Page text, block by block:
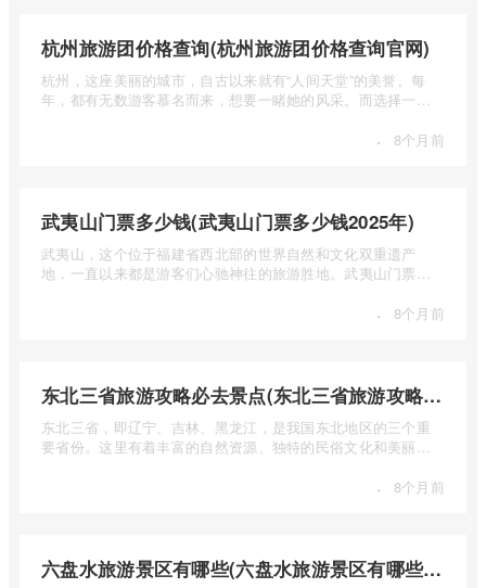
杭州旅游团价格查询(杭州旅游团价格查询官网)
杭州，这座美丽的城市，自古以来就有“人间天堂”的美誉。每
年，都有无数游客慕名而来，想要一睹她的风采。而选择一个
· 8个月前
武夷山门票多少钱(武夷山门票多少钱2025年)
武夷山，这个位于福建省西北部的世界自然和文化双重遗产
地，一直以来都是游客们心驰神往的旅游胜地。武夷山门票多
· 8个月前
东北三省旅游攻略必去景点(东北三省旅游攻略必去景点视频介绍)
东北三省，即辽宁、吉林、黑龙江，是我国东北地区的三个重
要省份。这里有着丰富的自然资源、独特的民俗文化和美丽的
· 8个月前
六盘水旅游景区有哪些(六盘水旅游景区有哪些景点值得去)